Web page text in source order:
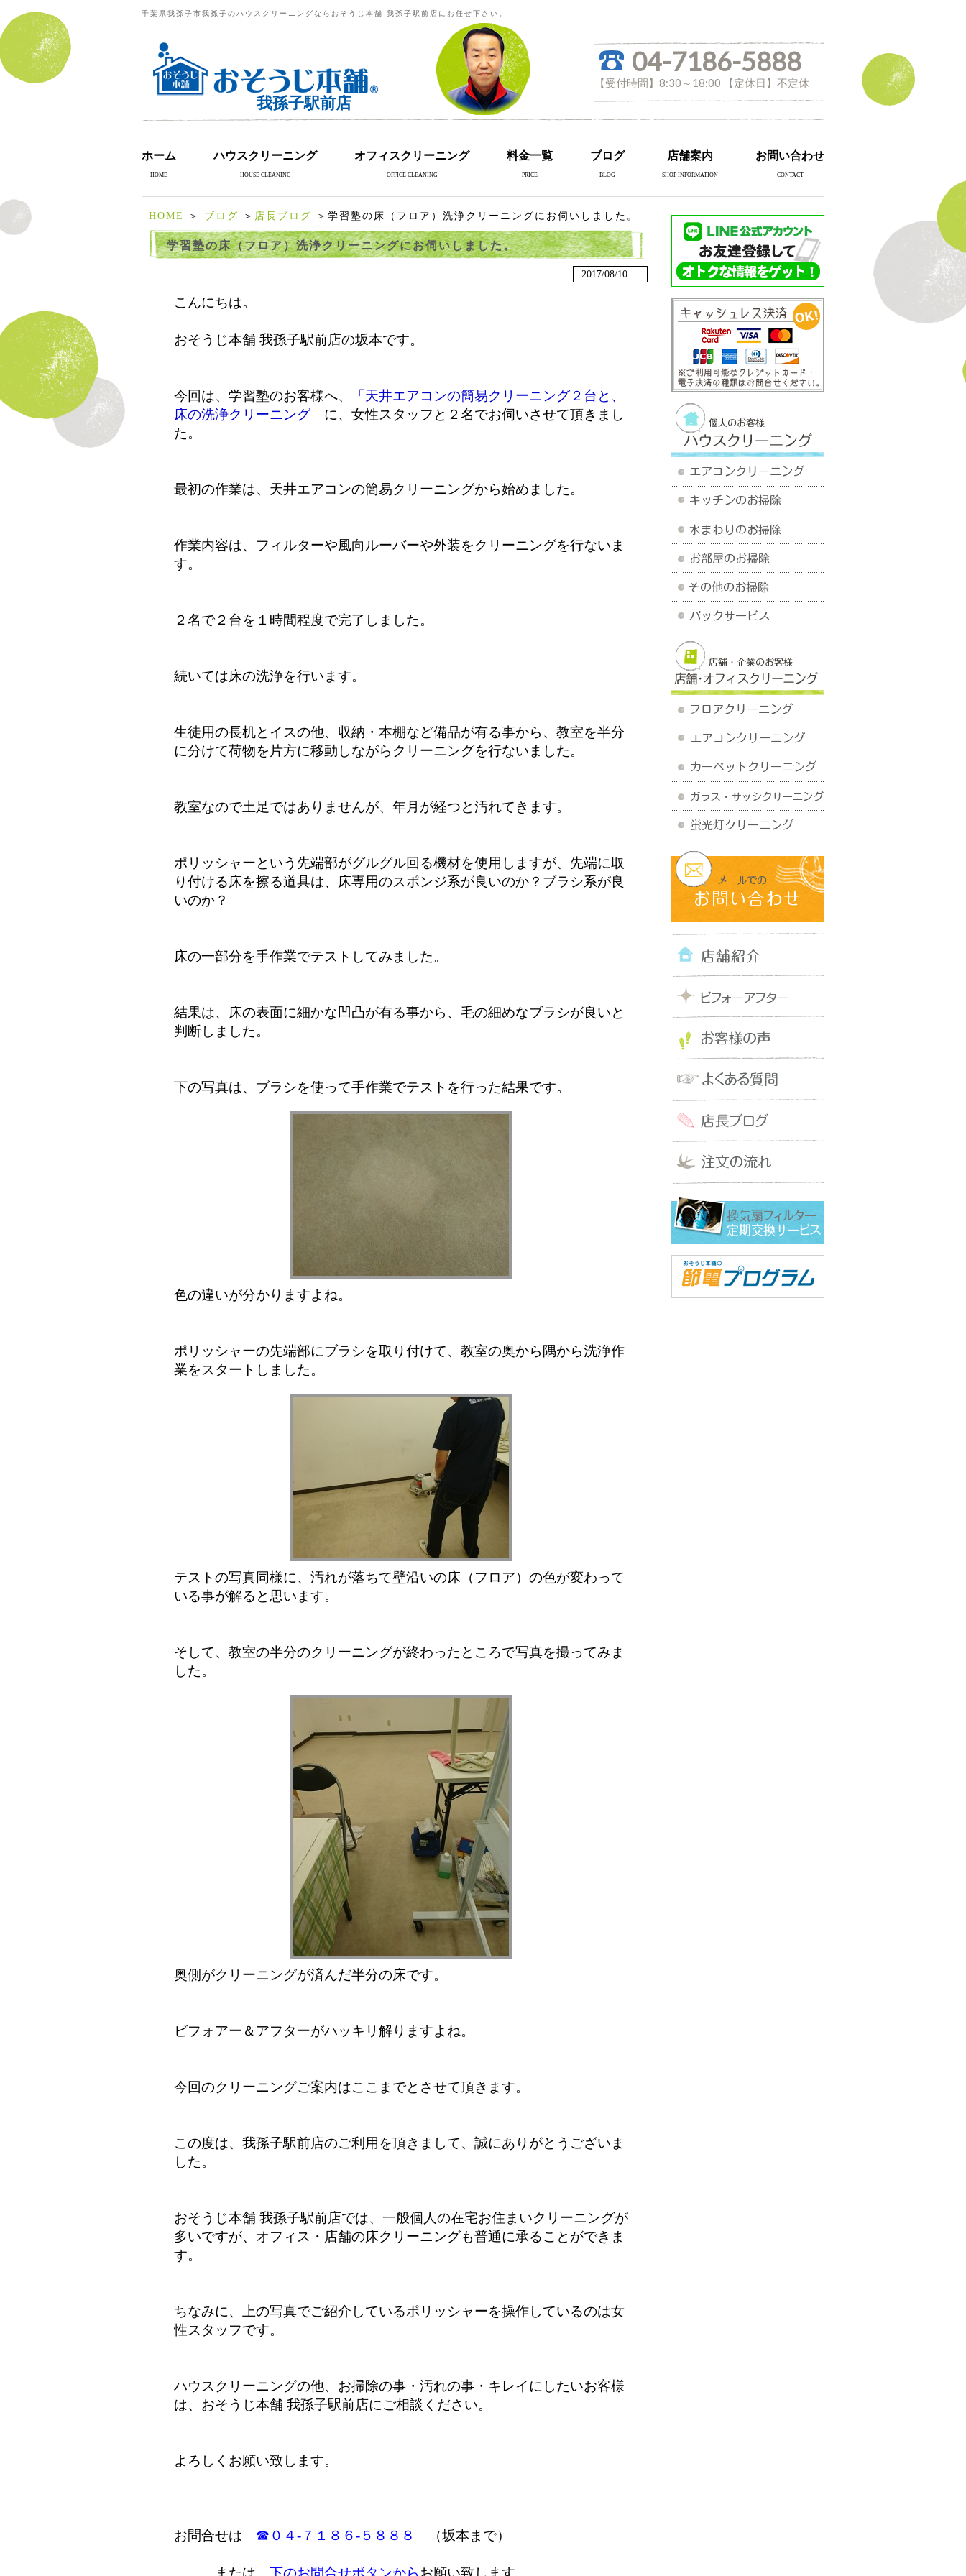
千葉県我孫子市我孫子のハウスクリーニングならおそうじ本舗 我孫子駅前店にお任せ下さい。
我孫子駅前店
04-7186-5888
【受付時間】8:30～18:00 【定休日】不定休
ホーム
HOME
ハウスクリーニング
HOUSE CLEANING
オフィスクリーニング
OFFICE CLEANING
料金一覧
PRICE
ブログ
BLOG
店舗案内
SHOP INFORMATION
お問い合わせ
CONTACT
HOME ＞ ブログ ＞ 店長ブログ ＞学習塾の床（フロア）洗浄クリーニングにお伺いしました。
学習塾の床（フロア）洗浄クリーニングにお伺いしました。
2017/08/10
こんにちは。
おそうじ本舗 我孫子駅前店の坂本です。
今回は、学習塾のお客様へ、
「天井エアコンの簡易クリーニング２台と、
床の洗浄クリーニング」 に、女性スタッフと２名でお伺いさせて頂きまし
た。
最初の作業は、天井エアコンの簡易クリーニングから始めました。
作業内容は、フィルターや風向ルーバーや外装をクリーニングを行ないま
す。
２名で２台を１時間程度で完了しました。
続いては床の洗浄を行います。
生徒用の長机とイスの他、収納・本棚など備品が有る事から、教室を半分
に分けて荷物を片方に移動しながらクリーニングを行ないました。
教室なので土足ではありませんが、年月が経つと汚れてきます。
ポリッシャーという先端部がグルグル回る機材を使用しますが、先端に取
り付ける床を擦る道具は、床専用のスポンジ系が良いのか？ブラシ系が良
いのか？
床の一部分を手作業でテストしてみました。
結果は、床の表面に細かな凹凸が有る事から、毛の細めなブラシが良いと
判断しました。
下の写真は、ブラシを使って手作業でテストを行った結果です。
色の違いが分かりますよね。
ポリッシャーの先端部にブラシを取り付けて、教室の奥から隅から洗浄作
業をスタートしました。
テストの写真同様に、汚れが落ちて壁沿いの床（フロア）の色が変わって
いる事が解ると思います。
そして、教室の半分のクリーニングが終わったところで写真を撮ってみま
した。
奥側がクリーニングが済んだ半分の床です。
ビフォアー＆アフターがハッキリ解りますよね。
今回のクリーニングご案内はここまでとさせて頂きます。
この度は、我孫子駅前店のご利用を頂きまして、誠にありがとうございま
した。
おそうじ本舗 我孫子駅前店では、一般個人の在宅お住まいクリーニングが
多いですが、オフィス・店舗の床クリーニングも普通に承ることができま
す。
ちなみに、上の写真でご紹介しているポリッシャーを操作しているのは女
性スタッフです。
ハウスクリーニングの他、お掃除の事・汚れの事・キレイにしたいお客様
は、おそうじ本舗 我孫子駅前店にご相談ください。
よろしくお願い致します。
お問合せは ☎０４-７１８６-５８８８ （坂本まで）
または、 下のお問合せボタンから お願い致します。